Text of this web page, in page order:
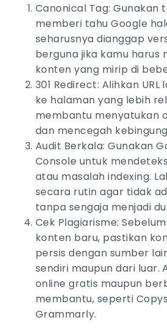
Canonical Tag: Gunakan
memberi tahu Google
seharusnya dianggap
berguna jika kamu harus
konten yang mirip di
301 Redirect: Alihkan
ke halaman yang lebih
membantu menyatukan
dan mencegah
Audit Berkala: Gunakan
Console untuk
atau masalah indexing.
secara rutin agar tidak
tanpa sengaja menjadi
Cek Plagiarisme:
konten baru, pastikan
persis dengan sumber
sendiri maupun dari luar.
online gratis maupun
membantu, seperti
Grammarly.